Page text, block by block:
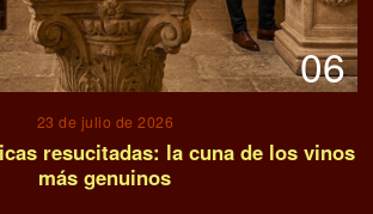
06
23 de julio de 2026
resucitadas: la cuna de los vinos
más genuinos